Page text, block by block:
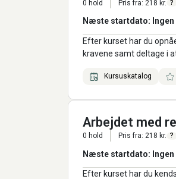
0 hold Pris fra: 218 kr. ?
Næste startdato: Ingen
Efter kurset har du
kravene samt deltage i
Kursuskatalog
Arbejdet med
0 hold Pris fra: 218 kr. ?
Næste startdato: Ingen
Efter kurset har du